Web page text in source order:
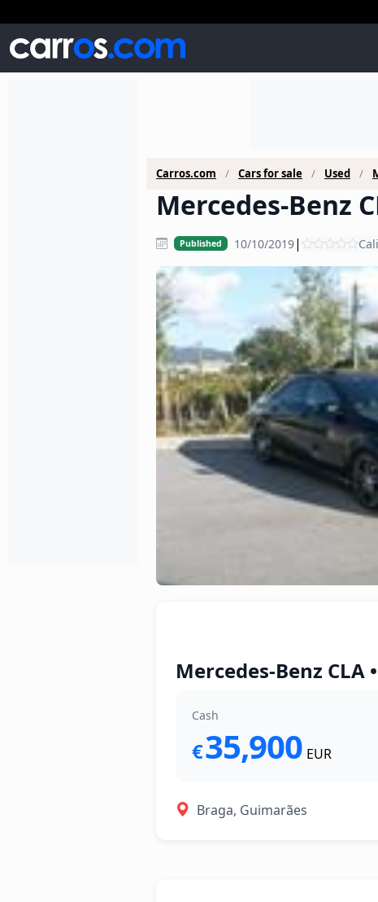
Carros.com Cars for sale Used
Mercedes-Benz
Published 10/10/2019|
Mercedes-Benz CLA
Cash
€35,900 EUR
Braga, Guimarães